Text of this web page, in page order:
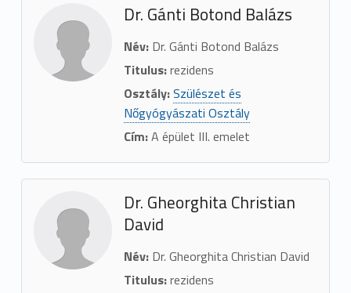
Dr. Gánti Botond Balázs
Név:Dr. Gánti Botond Balázs
Titulus:rezidens
Osztály:Szülészet és
Nőgyógyászati Osztály
Cím:A épület III. emelet
Dr. Gheorghita Christian
David
Név:Dr. Gheorghita Christian David
Titulus:rezidens